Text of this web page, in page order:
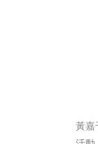
黃嘉